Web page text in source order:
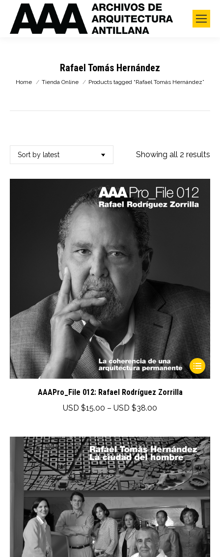
Rafael Tomás Hernández
You are here:
Home Tienda Online Products tagged “Rafael Tomás Hernández”
Showing all 2 results
This
product
options
may
be
chosen
on
the
product
page
AAAPro_File 012: Rafael Rodríguez Zorrilla
USD $15.00 – USD $38.00
USD
$15.00
through
USD
$38.00